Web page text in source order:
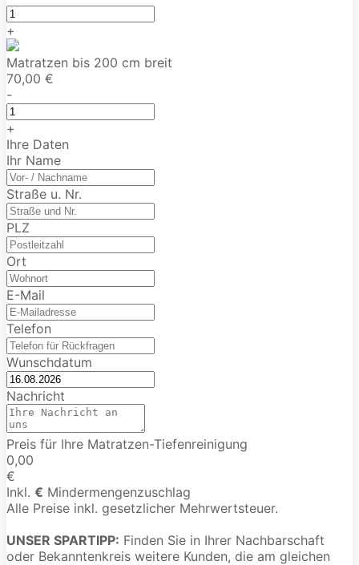
+
Matratzen bis 200 cm breit
70,00 €
-
+
Ihre Daten
Ihr Name
Straße u. Nr.
PLZ
Ort
E-Mail
Telefon
Wunschdatum
Nachricht
Preis für Ihre Matratzen-Tiefenreinigung
0,00
€
Inkl. € Mindermengenzuschlag
Alle Preise inkl. gesetzlicher Mehrwertsteuer.
UNSER SPARTIPP: Finden Sie in Ihrer Nachbarschaft
oder Bekanntenkreis weitere Kunden, die am gleichen